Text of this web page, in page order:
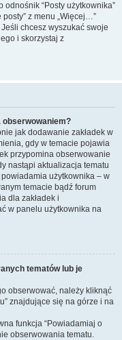
“Posty użytkownika”
z menu „Więcej…”
chcesz wyszukać swoje
i skorzystaj z
obserwowaniem?
jak dodawanie zakładek w
gdy w temacie pojawia
przypomina obserwowanie
nastąpi aktualizacja tematu
użytkownika – w
temacie bądź forum
dla zakładek i
w panelu użytkownika na
tematów lub je
obserwować, należy kliknąć
znajdujące się na górze i na
funkcja “Powiadamiaj o
obserwowania tematu.